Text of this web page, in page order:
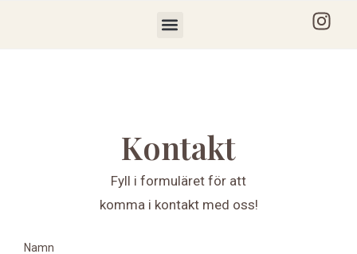
Kontakt
Fyll i formuläret för att
komma i kontakt med oss!
Namn